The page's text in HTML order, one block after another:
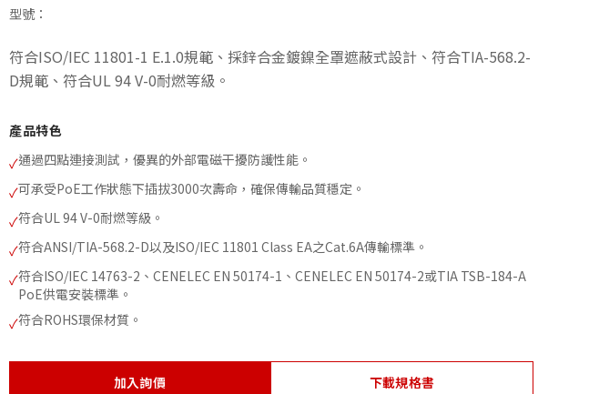
型號：
符合ISO/IEC 11801-1 E.1.0規範、採鋅合金鍍鎳全罩遮蔽式設計、符合TIA-568.2-
D規範、符合UL 94 V-0耐燃等級。
產品特色
✓通過四點連接測試，優異的外部電磁干擾防護性能。
✓可承受PoE工作狀態下插拔3000次壽命，確保傳輸品質穩定。
✓符合UL 94 V-0耐燃等級。
✓符合ANSI/TIA-568.2-D以及ISO/IEC 11801 Class EA之Cat.6A傳輸標準。
✓符合ISO/IEC 14763-2、CENELEC EN 50174-1、CENELEC EN 50174-2或TIA TSB-184-A
PoE供電安裝標準。
✓符合ROHS環保材質。
加入詢價 下載規格書